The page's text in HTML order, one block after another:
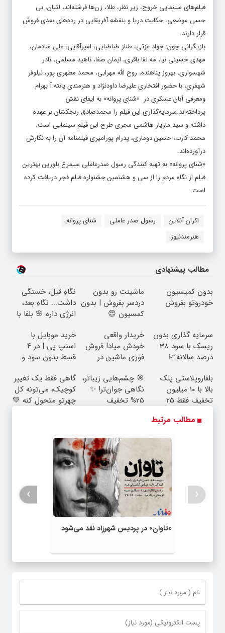
فیلم‌های سینمایی خروج، زیر نظر، طلا، زن‌ها فرشته‌اند، لتیان، بی
حسی موضعی، حکایت دریا و بنفشه آفریقایی در رده‌های بعدی فروش
قرار دارند.
بازیگرانی چون: جواد عزتی، طناز طباطبایی، امیرآقایی، علی شادمان،
مهدی حسینی نیا، مه لقا باقری، ایمان صفا، ناهید مسلمی، نادر
شهسواری‌، بهروز پناهنده، روح الله مهرابی، محمد مطهری پور، نیلوفر
شهفری، با حضور افتخاری علیرضا داودنژاد و هنرمندی پانته آ بهرام
ومعرفی آبان عسکری در «شنای پروانه» به ایفای نقش
پرداخته‌اند.سرمایه‌گذاری این فیلم را محمدصادق رنجکشان بر عهده
داشته و سید مازیار هاشمی مجری طرح این فیلم سینمایی است.
محمد کارت، حسین دوماری، پدرام پورامیری فیلمنامه آن را به نگارش
درآورده‌اند.
«شنای پروانه» به تهیه کنندگی رسول صدرعاملی سیمرغ بلورین بهترین
فیلم از نگاه مردم را از سی و هشتمین جشنواره فیلم فجر دریافت کرده
است.
اکران آنلاین رسول صدر عاملی
شنای پروانه
هنرمندنیوز
مطالب پیشنهادی
بدون کمیسیون
خودروتو بفروش
ماشینت رو بدون
دردسر بفروش | بدون
کمسیون 😍
نگاهِ قبل، خستگی
داشت... نگاهِ بعد،
انرژی داره 🌸 بلفا با
سرمایه گذاری بدون
ریسک با سود 38
درصد سالانه📈
خریدار واقعی
خودش میاد! فروش
فوری ماشین در
خرید موبایل با
اسنپ پی | در ۴
قسط بدون سود و
بلفاروپلاستی پلک
بالا با ۱۰ میلیون
تخفیف فقط ۲۵
🎯 چشم‌هایی زیباتر،
نگاهی جوان‌تر! ✨
25% تخفیف
گاهی فقط یک تغییر
کوچیک، می‌تونه کل
چهرتو متحول کنه 💚
مطالب مرتبط
«تاوان» در پردیس شهرزاد نقد می‌شود
‹
›